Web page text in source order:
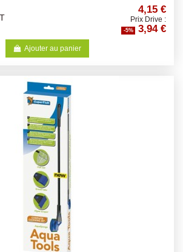
4,15 €
Prix Drive :
-5% 3,94 €
Ajouter au panier